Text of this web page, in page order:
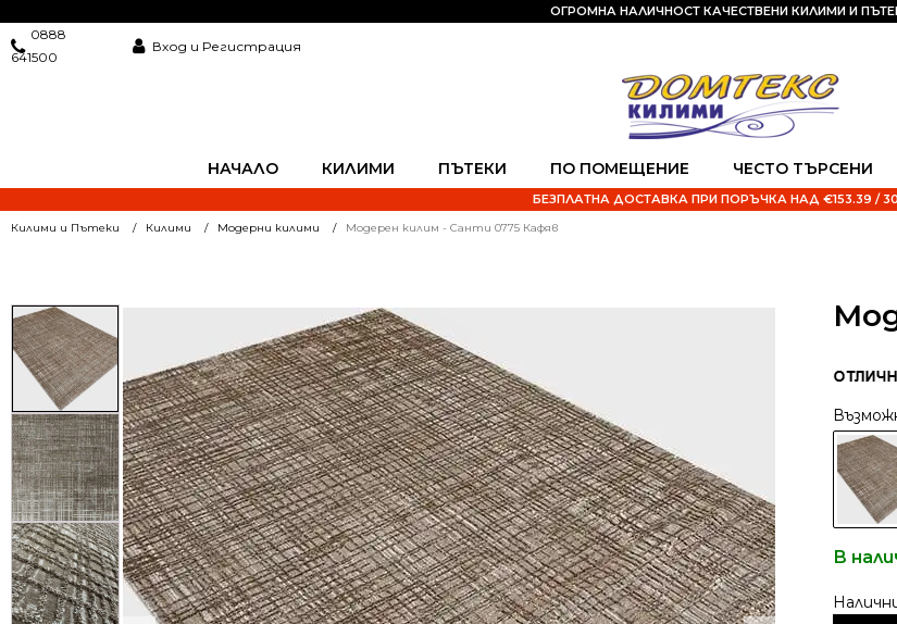
НАЧАЛО КИЛИМИ ПЪТЕКИ ПО ПОМЕЩЕНИЕ ЧЕСТО ТЪРСЕНИ
0888
641500
Вход и Регистрация
ОГРОМНА НАЛИЧНОСТ КАЧЕСТВЕНИ КИЛИМИ И
БЕЗПЛАТНА ДОСТАВКА ПРИ ПОРЪЧКА НАД €153.39 /
Килими и Пътеки Килими Модерни килими Модерен килим - Санти 0775 Кафяв
В